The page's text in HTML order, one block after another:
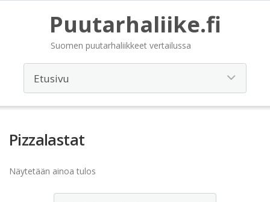
Puutarhaliike.fi
Suomen puutarhaliikkeet vertailussa
Pizzalastat
Näytetään ainoa tulos